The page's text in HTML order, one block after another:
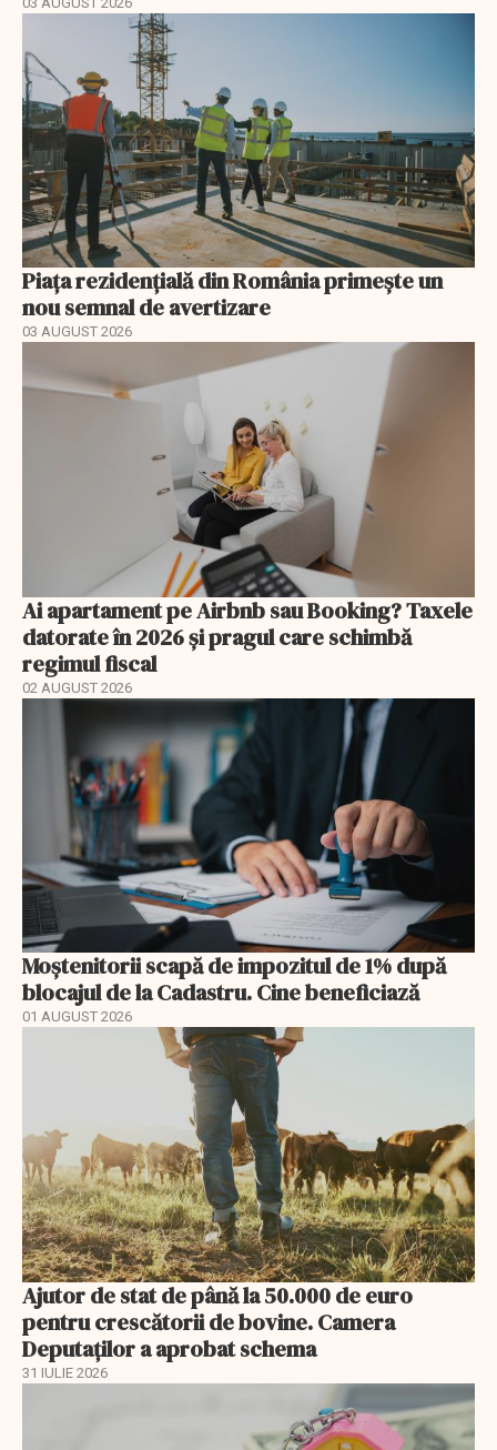
Piața rezidențială din România primește un
nou semnal de avertizare
03 AUGUST 2026
Ai apartament pe Airbnb sau Booking? Taxele
datorate în 2026 și pragul care schimbă
regimul fiscal
02 AUGUST 2026
Moștenitorii scapă de impozitul de 1% după
blocajul de la Cadastru. Cine beneficiază
01 AUGUST 2026
Ajutor de stat de până la 50.000 de euro
pentru crescătorii de bovine. Camera
Deputaților a aprobat schema
31 IULIE 2026